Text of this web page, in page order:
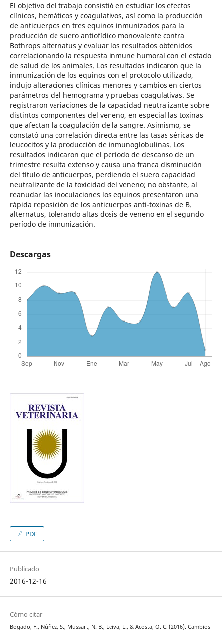
El objetivo del trabajo consistió en estudiar los efectos
clínicos, hemáticos y coagulativos, así como la producción
de anticuerpos en tres equinos inmunizados para la
producción de suero antiofídico monovalente contra
Bothrops alternatus y evaluar los resultados obtenidos
correlacionando la respuesta inmune humoral con el estado
de salud de los animales. Los resultados indicaron que la
inmunización de los equinos con el protocolo utilizado,
indujo alteraciones clínicas menores y cambios en ciertos
parámetros del hemograma y pruebas coagulativas. Se
registraron variaciones de la capacidad neutralizante sobre
distintos componentes del veneno, en especial las toxinas
que afectan la coagulación de la sangre. Asimismo, se
constató una correlación directa entre las tasas séricas de
leucocitos y la producción de inmunoglobulinas. Los
resultados indicaron que el período de descanso de un
trimestre resulta extenso y causa una franca disminución
del título de anticuerpos, perdiendo el suero capacidad
neutralizante de la toxicidad del veneno; no obstante, al
reanudar las inoculaciones los equinos presentaron una
rápida reposición de los anticuerpos anti-toxinas de B.
alternatus, tolerando altas dosis de veneno en el segundo
período de inmunización.
Descargas
PDF
Publicado
2016-12-16
Cómo citar
Bogado, F., Núñez, S., Mussart, N. B., Leiva, L., & Acosta, O. C. (2016). Cambios